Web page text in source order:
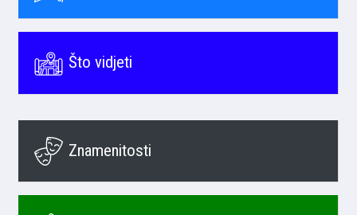
Što vidjeti
Znamenitosti